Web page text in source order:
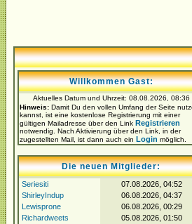
Willkommen Gast:
Aktuelles Datum und Uhrzeit: 08.08.2026, 08:36
Hinweis: Damit Du den vollen Umfang der Seite
kannst, ist eine kostenlose Registrierung mit einer
gültigen Mailadresse über den Link Registrieren
notwendig. Nach Aktivierung über den Link, in der
zugestellten Mail, ist dann auch ein Login möglich.
Die neuen Mitglieder:
Seriesiti
07.08.2026, 04:52
ShirleyIndup
06.08.2026, 04:37
Lewisprone
06.08.2026, 00:29
Richardweets
05.08.2026, 01:50